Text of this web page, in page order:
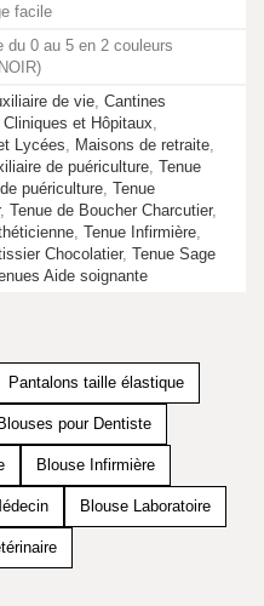
facile
du 0 au 5 en 2 couleurs
de vie, Cantines
Cliniques et Hôpitaux,
Lycées, Maisons de retraite,
de puériculture, Tenue
puériculture, Tenue
, Tenue de Boucher Charcutier,
, Tenue Infirmière,
Chocolatier, Tenue Sage
Aide soignante
Pantalons taille élastique
Blouses pour Dentiste
Blouse Infirmière
Blouse Laboratoire